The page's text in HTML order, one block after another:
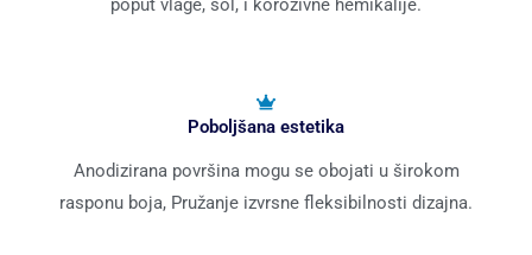
poput vlage, sol, i korozivne hemikalije.
Poboljšana estetika
Anodizirana površina mogu se obojati u širokom
rasponu boja, Pružanje izvrsne fleksibilnosti dizajna.